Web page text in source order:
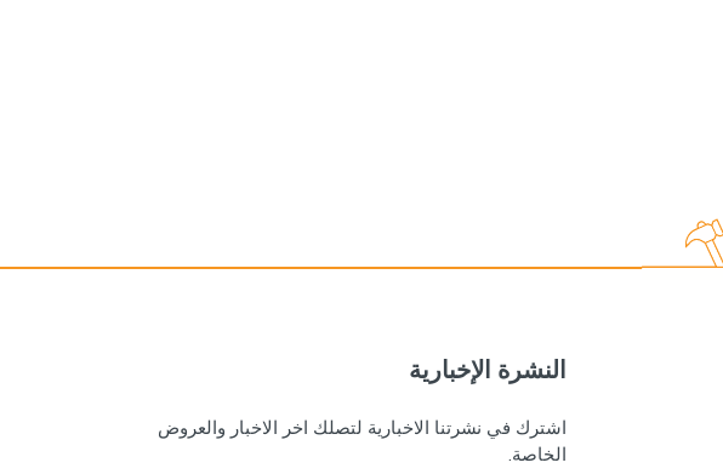
النشرة الإخبارية
اشترك في نشرتنا الاخبارية لتصلك اخر الاخبار والعروض
الخاصة.